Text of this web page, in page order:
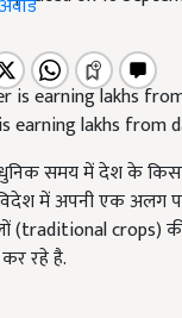
earning lakhs from
समय में देश के किसान
में अपनी एक अलग
(traditional crops)
रहे है.